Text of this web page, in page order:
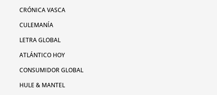
CRÓNICA VASCA
CULEMANÍA
LETRA GLOBAL
ATLÁNTICO HOY
CONSUMIDOR GLOBAL
HULE & MANTEL